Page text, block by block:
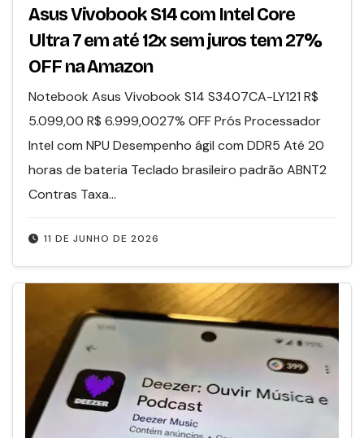
Asus Vivobook S14 com Intel Core
Ultra 7 em até 12x sem juros tem 27%
OFF na Amazon
11 DE JUNHO DE 2026
Notebook Asus Vivobook S14 S3407CA-LY121 R$
5.099,00 R$ 6.999,0027% OFF Prós Processador
Intel com NPU Desempenho ágil com DDR5 Até 20
horas de bateria Teclado brasileiro padrão ABNT2
Contras Taxa…